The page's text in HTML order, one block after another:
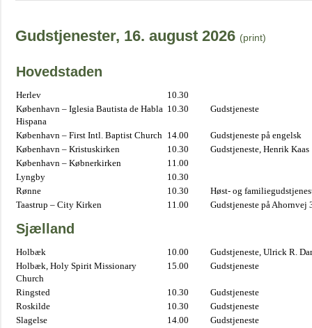
Gudstjenester, 16. august 2026 (print)
Hovedstaden
Herlev
10.30
København – Iglesia Bautista de Habla
Hispana
10.30 Gudstjeneste
København – First Intl. Baptist Church 14.00
Gudstjeneste på engelsk
København – Kristuskirken
10.30
Gudstjeneste, Henrik Kaas
København – Købnerkirken
11.00
Lyngby
10.30
Rønne
10.30
Høst- og
Taastrup – City Kirken
11.00 Gudstjeneste på Ahornvej
Sjælland
Holbæk 10.00
Gudstjeneste, Ulrick R.
Holbæk, Holy Spirit Missionary
Church
15.00 Gudstjeneste
Ringsted 10.30
Gudstjeneste
Roskilde
10.30
Gudstjeneste
Slagelse
14.00
Gudstjeneste